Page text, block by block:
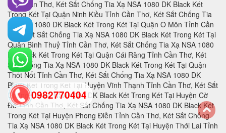
0982770404
back